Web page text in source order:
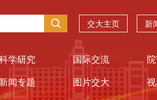
交大主页 新
学研究 国际交流
新闻专题 图片交大